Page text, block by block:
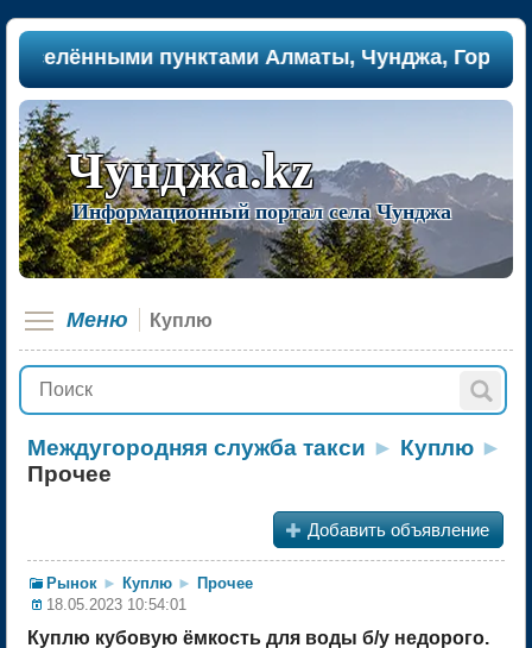
пунктами Алматы, Чунджа, Горячие
Чунджа.kz
Информационный портал села Чунджа
Меню Куплю
Междугородняя служба такси ► Куплю ►
Прочее
+ Добавить объявление
Рынок ► Куплю ► Прочее
18.05.2023 10:54:01
Куплю кубовую ёмкость для воды б/у недорого.